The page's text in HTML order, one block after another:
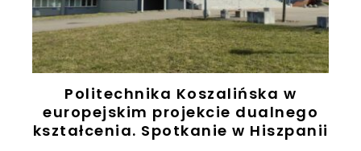
Politechnika Koszalińska w
europejskim projekcie dualnego
kształcenia. Spotkanie w Hiszpanii